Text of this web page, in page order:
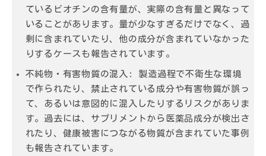
ているビオチンの含有量が、実際の含有量と異なって
いることがあります。量が少なすぎるだけでなく、過
剰に含まれていたり、他の成分が含まれていなかった
りするケースも報告されています。
不純物・有害物質の混入:
製造過程で不衛生な環境
で作られたり、禁止されている成分や有害物質が誤っ
て、あるいは意図的に混入したりするリスクがありま
す。過去には、サプリメントから医薬品成分が検出さ
れたり、健康被害につながる物質が含まれていた事例
も報告されています。